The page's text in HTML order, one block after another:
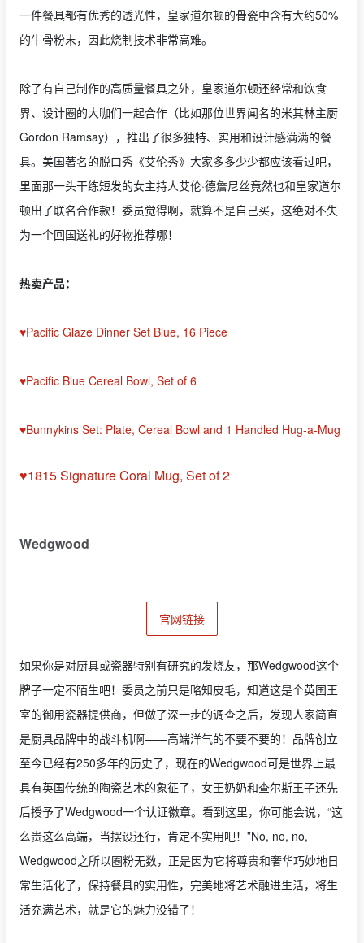
一件餐具都有优秀的透光性，皇家道尔顿的骨瓷中含有大约50%
的牛骨粉末，因此烧制技术非常高难。
除了有自己制作的高质量餐具之外，皇家道尔顿还经常和饮食
界、设计圈的大咖们一起合作（比如那位世界闻名的米其林主厨
Gordon Ramsay），推出了很多独特、实用和设计感满满的餐
具。美国著名的脱口秀《艾伦秀》大家多多少少都应该看过吧，
里面那一头干练短发的女主持人艾伦·德詹尼丝竟然也和皇家道尔
顿出了联名合作款！委员觉得啊，就算不是自己买，这绝对不失
为一个回国送礼的好物推荐哪！
热卖产品：
♥Pacific Glaze Dinner Set Blue, 16 Piece
♥Pacific Blue Cereal Bowl, Set of 6
♥Bunnykins Set: Plate, Cereal Bowl and 1 Handled Hug-a-Mug
♥1815 Signature Coral Mug, Set of 2
Wedgwood
官网链接
如果你是对厨具或瓷器特别有研究的发烧友，那Wedgwood这个
牌子一定不陌生吧！委员之前只是略知皮毛，知道这是个英国王
室的御用瓷器提供商，但做了深一步的调查之后，发现人家简直
是厨具品牌中的战斗机啊——高端洋气的不要不要的！品牌创立
至今已经有250多年的历史了，现在的Wedgwood可是世界上最
具有英国传统的陶瓷艺术的象征了，女王奶奶和查尔斯王子还先
后授予了Wedgwood一个认证徽章。看到这里，你可能会说，“这
么贵这么高端，当摆设还行，肯定不实用吧！”No, no, no,
Wedgwood之所以圈粉无数，正是因为它将尊贵和奢华巧妙地日
常生活化了，保持餐具的实用性，完美地将艺术融进生活，将生
活充满艺术，就是它的魅力没错了！